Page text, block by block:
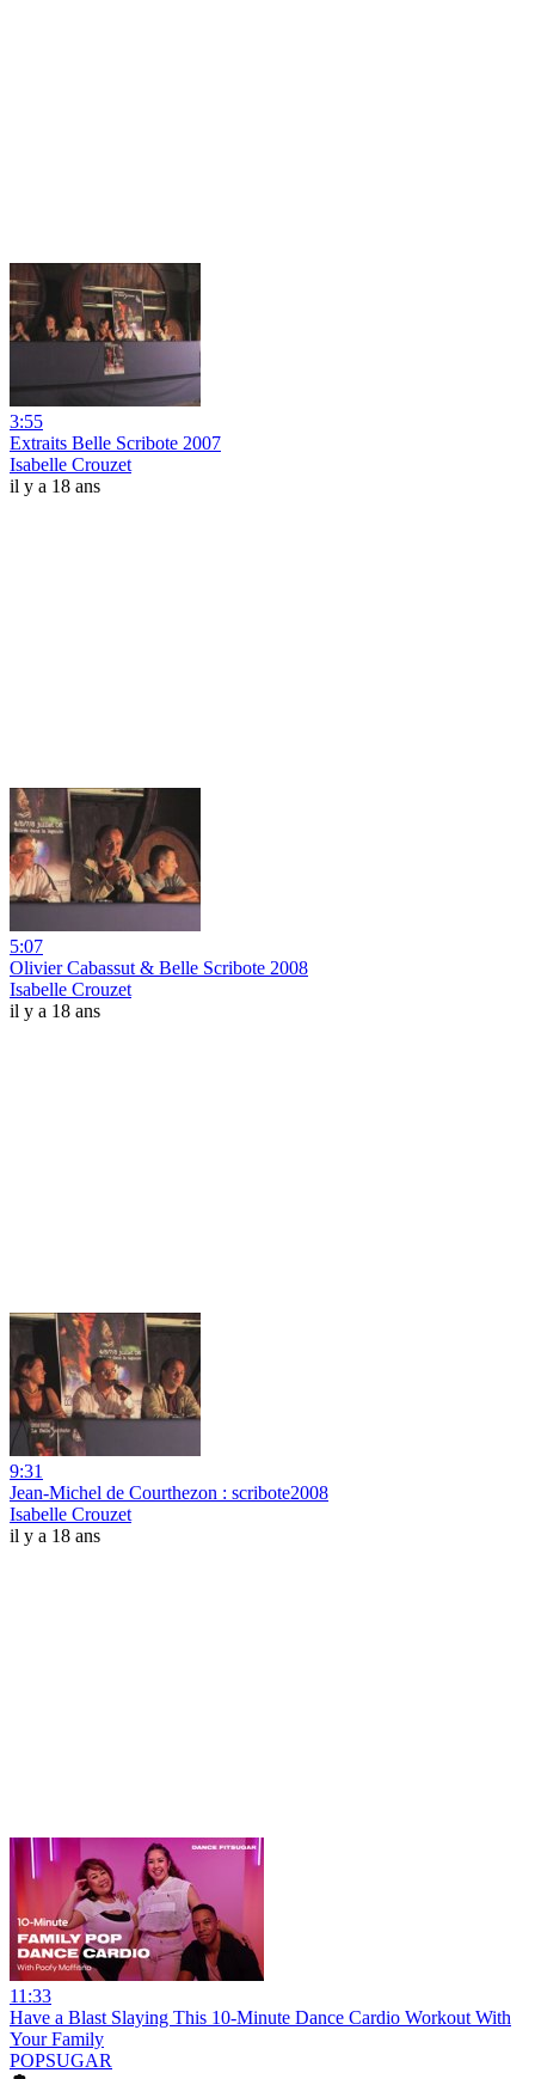
3:55
Extraits Belle Scribote 2007
Isabelle Crouzet
il y a 18 ans
5:07
Olivier Cabassut & Belle Scribote 2008
Isabelle Crouzet
il y a 18 ans
9:31
Jean-Michel de Courthezon : scribote2008
Isabelle Crouzet
il y a 18 ans
11:33
Have a Blast Slaying This 10-Minute Dance Cardio Workout With
Your Family
POPSUGAR